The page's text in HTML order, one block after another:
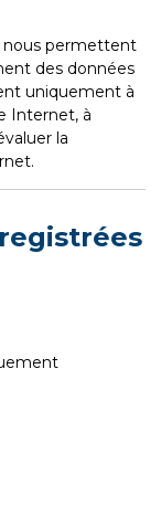
nous permettent
des données
uniquement à
Internet, à
la